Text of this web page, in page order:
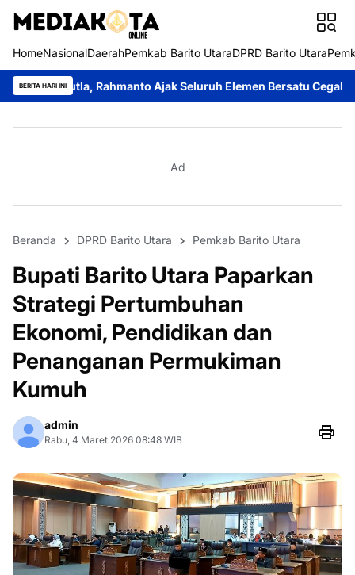
HomeNasionalDaerahPemkab Barito UtaraDPRD Barito Utara
BERITA HARI INI
Ajak Seluruh Elemen Bersatu Cegah Bencana Perkuat
Ad
Beranda DPRD Barito Utara Pemkab Barito Utara
Bupati Barito Utara Paparkan
Strategi Pertumbuhan
Ekonomi, Pendidikan dan
Penanganan Permukiman
Kumuh
admin
Rabu, 4 Maret 2026 08:48 WIB